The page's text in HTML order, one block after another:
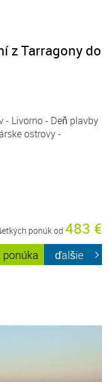
z Tarragony do
- Livorno - Deň plavby
ostrovy -
ponúk od 483 €
ponúka ďalšie